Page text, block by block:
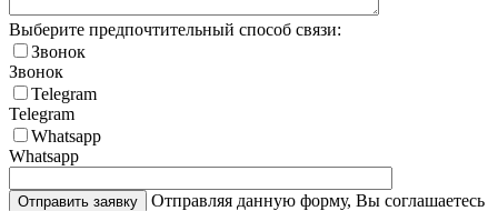
Выберите предпочтительный способ связи:
Звонок
Звонок
Telegram
Telegram
Whatsapp
Whatsapp
Отправляя данную форму, Вы соглашаетесь